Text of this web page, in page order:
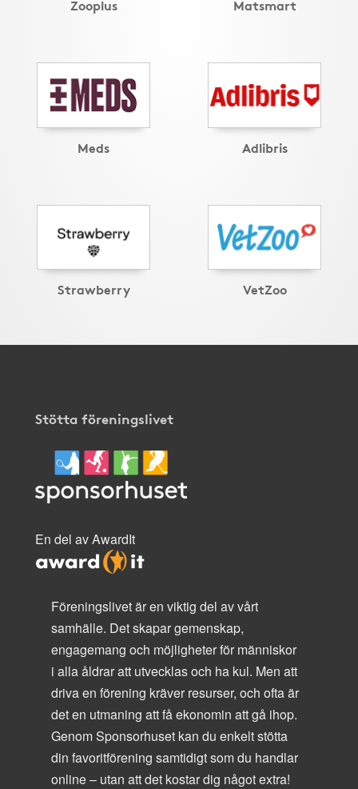
Zooplus Matsmart
Meds Adlibris
Strawberry VetZoo
Stötta föreningslivet
En del av AwardIt
Föreningslivet är en viktig del av vårt
samhälle. Det skapar gemenskap,
engagemang och möjligheter för människor
i alla åldrar att utvecklas och ha kul. Men att
driva en förening kräver resurser, och ofta är
det en utmaning att få ekonomin att gå ihop.
Genom Sponsorhuset kan du enkelt stötta
din favoritförening samtidigt som du handlar
online – utan att det kostar dig något extra!